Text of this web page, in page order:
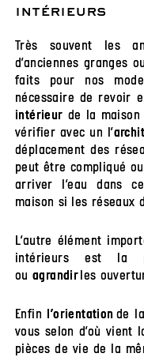
intérieurs
Très souvent les
d’anciennes granges
faits pour nos
nécessaire de revoir
intérieur de la maison
vérifier avec un l’
déplacement des
peut être compliqué
arriver l’eau dans
maison si les réseaux
L’autre élément
intérieurs est la
ou agrandir les
Enfin l’orientationde
vous selon d’où vient
pièces de vie de la